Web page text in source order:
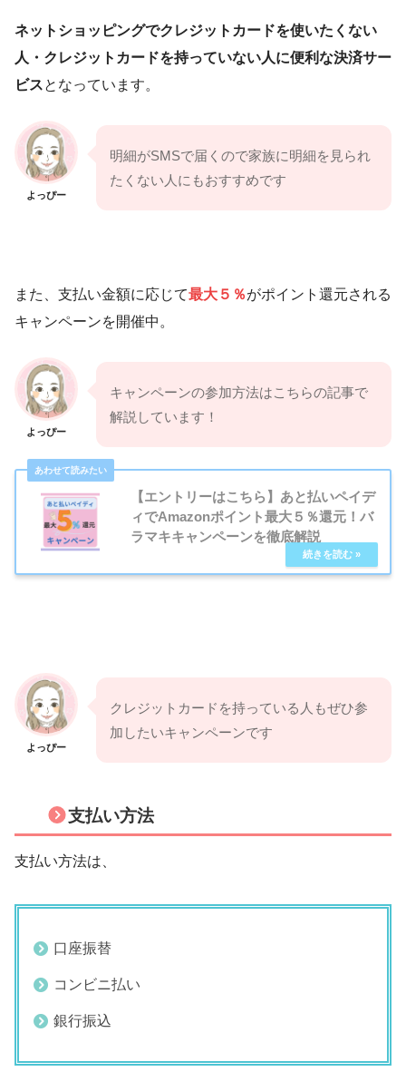
ネットショッピングでクレジットカードを使いたくない
人・クレジットカードを持っていない人に便利な決済サー
ビスとなっています。
よっぴー
明細がSMSで届くので家族に明細を見られ
たくない人にもおすすめです
また、支払い金額に応じて最大５％がポイント還元される
キャンペーンを開催中。
よっぴー
キャンペーンの参加方法はこちらの記事で
解説しています！
【エントリーはこちら】あと払いペイデ
ィでAmazonポイント最大５％還元！バ
ラマキキャンペーンを徹底解説
よっぴー
クレジットカードを持っている人もぜひ参
加したいキャンペーンです
支払い方法
支払い方法は、
口座振替
コンビニ払い
銀行振込